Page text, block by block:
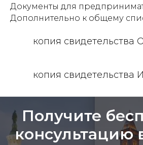
Документы для
Дополнительно к общему
копия свидетельства
копия свидетельства
Получите
консультацию